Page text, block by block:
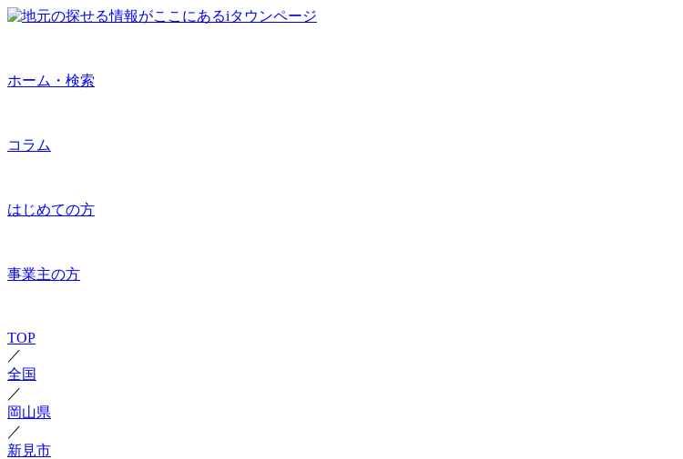
ホーム・検索
コラム
はじめての方
事業主の方
TOP
／
全国
／
岡山県
／
新見市